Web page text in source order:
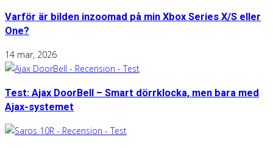
Varför är bilden inzoomad på min Xbox Series X/S eller
One?
14 mar, 2026
Test: Ajax DoorBell – Smart dörrklocka, men bara med
Ajax-systemet